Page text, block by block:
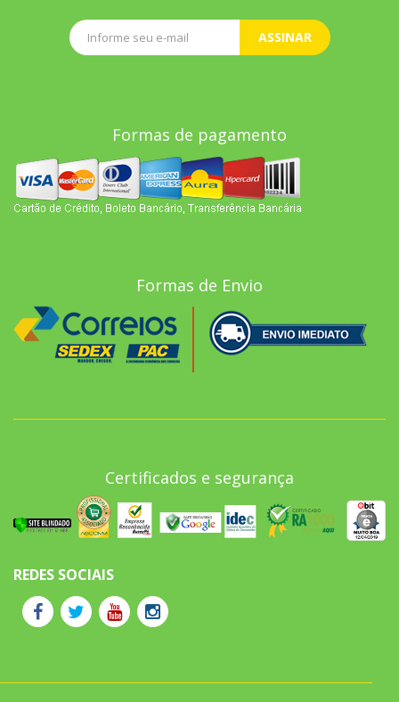
ASSINAR
Formas de pagamento
Formas de Envio
Certificados e segurança
REDES SOCIAIS